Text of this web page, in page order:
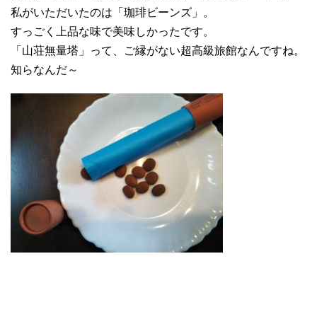
私がいただいたのは「珈琲ビーンズ」。
すっごく上品な味で美味しかったです。
「山荘無量塔」って、ご縁がない超高級旅館なんですね。
知らなんだ～